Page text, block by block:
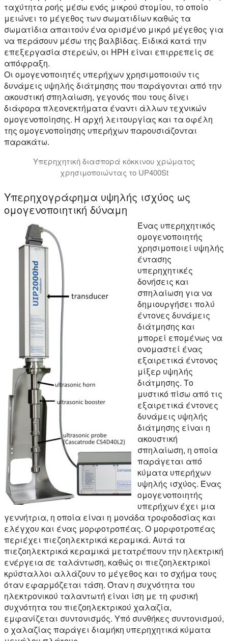
ταχύτητα ροής μέσω ενός μικρού στομίου, το οποίο
μειώνει το μέγεθος των σωματιδίων καθώς τα
σωματίδια απαιτούν ένα ορισμένο μικρό μέγεθος για
να περάσουν μέσω της βαλβίδας. Ειδικά κατά την
επεξεργασία στερεών, οι HPH είναι επιρρεπείς σε
απόφραξη.
Οι ομογενοποιητές υπερήχων χρησιμοποιούν τις
δυνάμεις υψηλής διάτμησης που παράγονται από την
ακουστική σπηλαίωση, γεγονός που τους δίνει
διάφορα πλεονεκτήματα έναντι άλλων τεχνικών
ομογενοποίησης. Η αρχή λειτουργίας και τα οφέλη
της ομογενοποίησης υπερήχων παρουσιάζονται
παρακάτω.
Υπερηχητική διασπορά κόκκινου χρώματος
χρησιμοποιώντας το UP400St
Υπερηχογράφημα υψηλής ισχύος ως
ομογενοποιητική δύναμη
Ένας υπερηχητικός
ομογενοποιητής
χρησιμοποιεί υψηλής
έντασης
υπερηχητικές
δονήσεις και
σπηλαίωση για να
δημιουργήσει πολύ
έντονες δυνάμεις
διάτμησης και
μπορεί επομένως να
ονομαστεί ένας
εξαιρετικά έντονος
μίξερ υψηλής
διάτμησης. Το
μυστικό πίσω από τις
εξαιρετικά έντονες
δυνάμεις υψηλής
διάτμησης είναι η
ακουστική
σπηλαίωση, η οποία
παράγεται από
κύματα υπερήχων
υψηλής ισχύος. Ένας
ομογενοποιητής
υπερήχων έχει μια
γεννήτρια, η οποία είναι η μονάδα τροφοδοσίας και
ελέγχου και ένας μορφοτροπέας. Ο μορφοτροπέας
περιέχει πιεζοηλεκτρικά κεραμικά. Αυτά τα
πιεζοηλεκτρικά κεραμικά μετατρέπουν την ηλεκτρική
ενέργεια σε ταλάντωση, καθώς οι πιεζοηλεκτρικοί
κρύσταλλοι αλλάζουν το μέγεθος και το σχήμα τους
όταν εφαρμόζεται τάση. Όταν η συχνότητα του
ηλεκτρονικού ταλαντωτή είναι ίση με τη φυσική
συχνότητα του πιεζοηλεκτρικού χαλαζία,
εμφανίζεται συντονισμός. Υπό συνθήκες συντονισμού,
ο χαλαζίας παράγει διαμήκη υπερηχητικά κύματα